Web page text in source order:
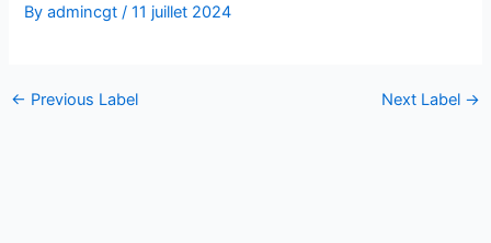
Byadmincgt/11 juillet 2024
← Previous Label Next Label →